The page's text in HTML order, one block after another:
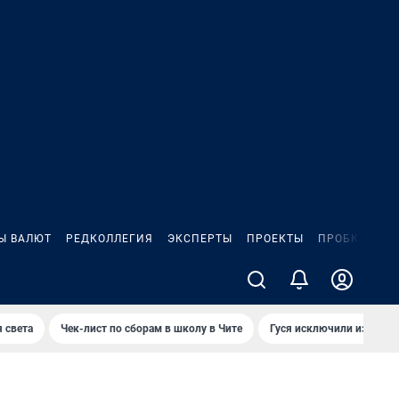
ВАЛЮТ РЕДКОЛЛЕГИЯ ЭКСПЕРТЫ ПРОЕКТЫ ПРОБКИ
света Чек-лист по сборам в школу в Чите Гуся исключили из